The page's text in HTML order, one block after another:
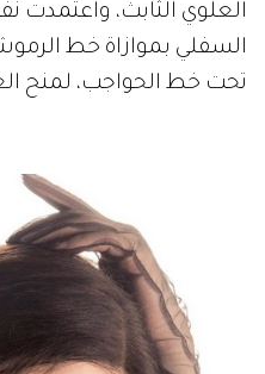
العلوي الثابث، واعتمدت
السفلي بموازاة خط
تحت خط الحواجب، لمنح